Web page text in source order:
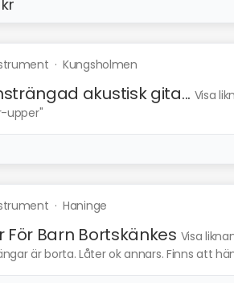
· Kungsholmen
akustisk gita... Visa
upper"
· Haninge
För Barn Bortskänkes Visa
är borta. Låter ok annars. Finns att